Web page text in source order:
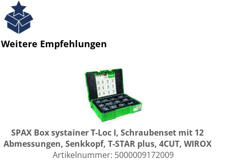
Weitere Empfehlungen
SPAX Box systainer T-Loc I, Schraubenset mit 12
Abmessungen, Senkkopf, T-STAR plus, 4CUT, WIROX
Artikelnummer: 5000009172009